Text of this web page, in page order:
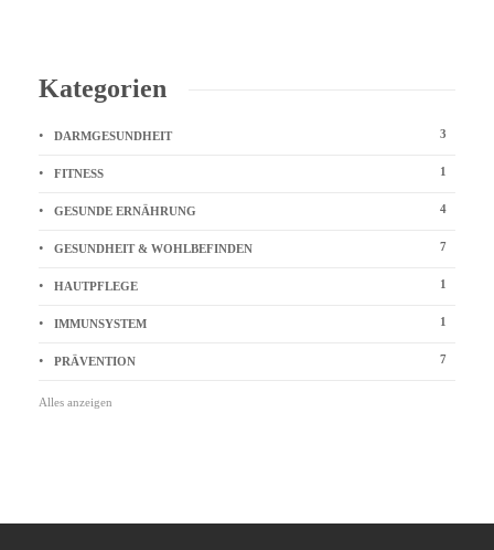
Kategorien
DARMGESUNDHEIT 3
FITNESS 1
GESUNDE ERNÄHRUNG 4
GESUNDHEIT & WOHLBEFINDEN 7
HAUTPFLEGE 1
IMMUNSYSTEM 1
PRÄVENTION 7
Alles anzeigen